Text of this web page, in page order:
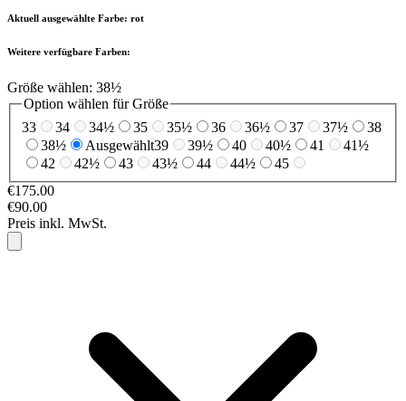
Aktuell ausgewählte Farbe: rot
Weitere verfügbare Farben:
Größe wählen: 38½
Option wählen für Größe
33
34 34½ 35 35½ 36 36½ 37 37½
38
38½
Ausgewählt39 39½ 40 40½ 41
41½
42
42½ 43 43½ 44 44½
45
€175.00
€90.00
Preis inkl. MwSt.